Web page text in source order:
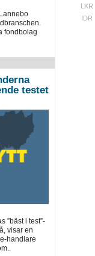
fondbolag
testet
”bäst i test”-
visar en
handlare
LKR
IDR